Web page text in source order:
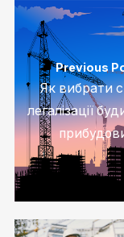
Previous
Як вибрати
легалізації